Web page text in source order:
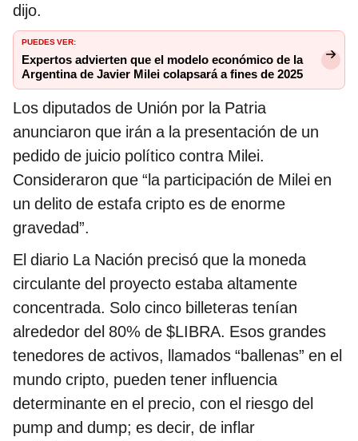
dijo.
PUEDES VER:
Expertos advierten que el modelo económico de la
Argentina de Javier Milei colapsará a fines de 2025
Los diputados de Unión por la Patria
anunciaron que irán a la presentación de un
pedido de juicio político contra Milei.
Consideraron que “la participación de Milei en
un delito de estafa cripto es de enorme
gravedad”.
El diario La Nación precisó que la moneda
circulante del proyecto estaba altamente
concentrada. Solo cinco billeteras tenían
alrededor del 80% de $LIBRA. Esos grandes
tenedores de activos, llamados “ballenas” en el
mundo cripto, pueden tener influencia
determinante en el precio, con el riesgo del
pump and dump; es decir, de inflar